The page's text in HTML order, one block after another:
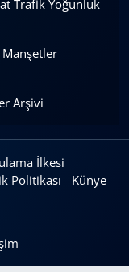
Trafik Yoğunluk
Arşivi
İlkesi
Politikası
Künye